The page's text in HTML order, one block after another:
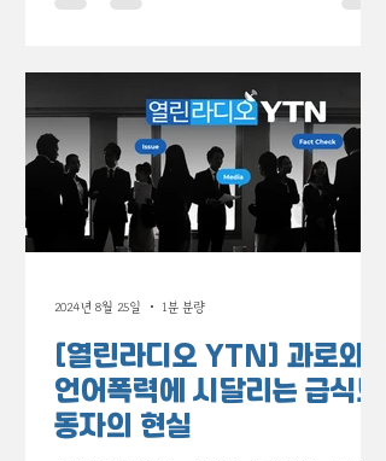
[열린라디오 YTN] 과로와
언어폭력에 시달리는 급식노
동자의 현실
2024년 8월 25일 1분 분량